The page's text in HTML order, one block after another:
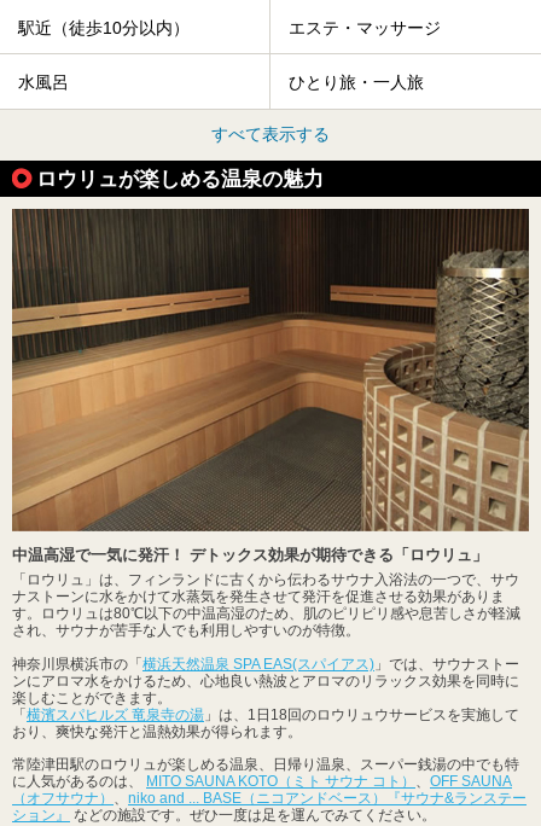
駅近（徒歩10分以内） エステ・マッサージ
水風呂 ひとり旅・一人旅
すべて表示する
ロウリュが楽しめる温泉の魅力
中温高湿で一気に発汗！ デトックス効果が期待できる「ロウリュ」
「ロウリュ」は、フィンランドに古くから伝わるサウナ入浴法の一つで、サウ
ナストーンに水をかけて水蒸気を発生させて発汗を促進させる効果がありま
す。ロウリュは80℃以下の中温高湿のため、肌のピリピリ感や息苦しさが軽減
され、サウナが苦手な人でも利用しやすいのが特徴。
神奈川県横浜市の「 横浜天然温泉 SPA EAS(スパイアス) 」では、サウナストー
ンにアロマ水をかけるため、心地良い熱波とアロマのリラックス効果を同時に
楽しむことができます。
「 横濱スパヒルズ 竜泉寺の湯 」は、1日18回のロウリュウサービスを実施して
おり、爽快な発汗と温熱効果が得られます。
常陸津田駅のロウリュが楽しめる温泉、日帰り温泉、スーパー銭湯の中でも特
に人気があるのは、
MITO SAUNA KOTO（ミト サウナ コト） 、 OFF SAUNA
（オフサウナ） 、 niko and ... BASE（ニコアンドベース）『サウナ&ランステー
ション』
などの施設です。ぜひ一度は足を運んでみてください。